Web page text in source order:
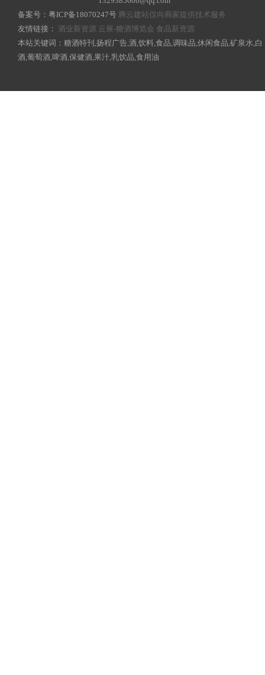
备案号： 粤ICP备18070247号 腾云建站仅向商家提供技术服务
友情链接： 酒业新资源 云展-糖酒博览会 食品新资源
本站关键词：糖酒特刊,扬程广告,酒,饮料,食品,调味品,休闲食品,矿泉水,白
酒,葡萄酒,啤酒,保健酒,果汁,乳饮品,食用油